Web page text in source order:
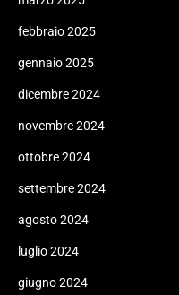
febbraio 2025
gennaio 2025
dicembre 2024
novembre 2024
ottobre 2024
settembre 2024
agosto 2024
luglio 2024
giugno 2024